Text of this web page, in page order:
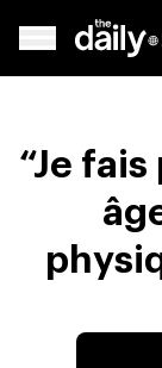
“Je